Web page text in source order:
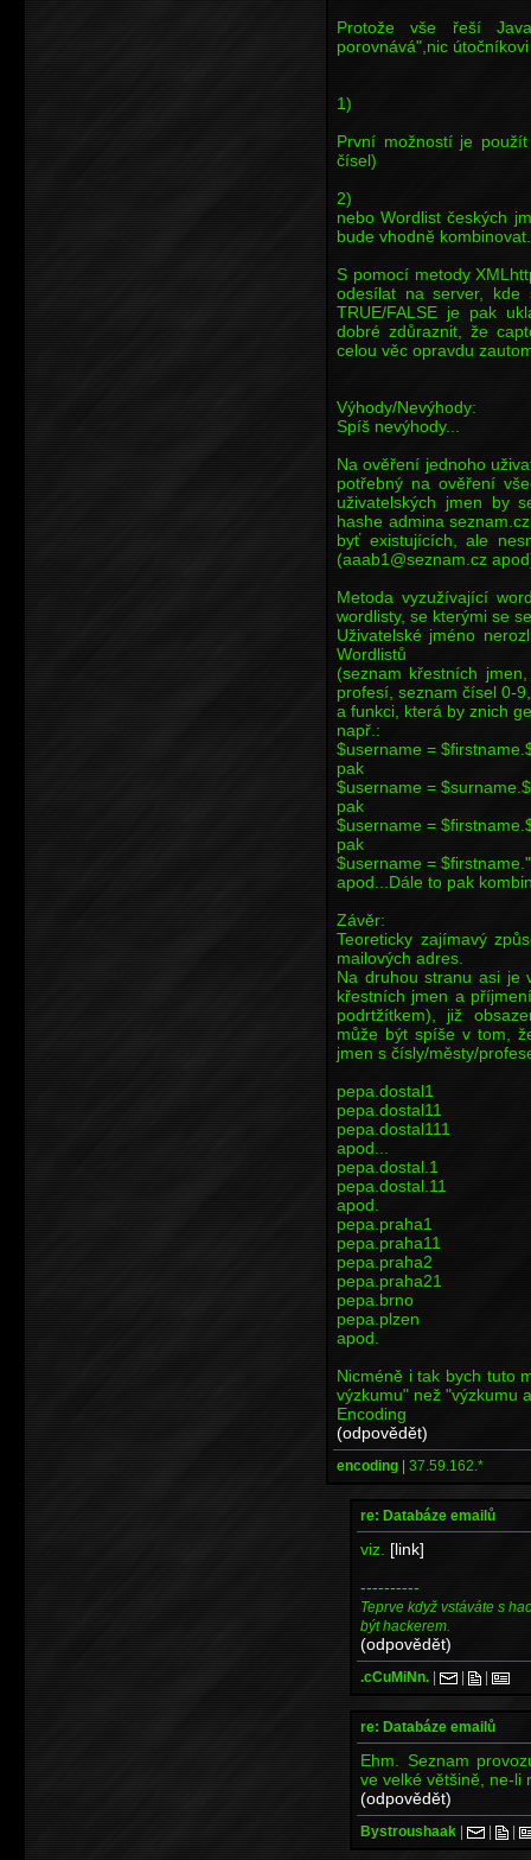
Protože vše řeší
porovnává",nic
1)
První možností je
čísel)
2)
nebo Wordlist českých
bude vhodně
S pomocí metody
odesílat na server,
TRUE/FALSE je pak
dobré zdůraznit, že
celou věc opravdu
Výhody/Nevýhody:
Spíš nevýhody...
Na ověření jednoho
potřebný na ověření
uživatelských jmen by
hashe admina
byť existujících, ale
(aaab1@seznam.cz
Metoda vyzužívající
wordlisty, se kterými se
Uživatelské jméno
Wordlistů
(seznam křestních
profesí, seznam čísel 0-
a funkci, která by znich
např.:
$username =
pak
$username =
pak
$username =
pak
$username =
apod...Dále to pak
Závěr:
Teoreticky zajímavý
mailových adres.
Na druhou stranu asi je
křestních jmen a
podrtžítkem), již
může být spíše v tom,
jmen s čísly/městy/
pepa.dostal1
pepa.dostal11
pepa.dostal111
apod...
pepa.dostal.1
pepa.dostal.11
apod.
pepa.praha1
pepa.praha11
pepa.praha2
pepa.praha21
pepa.brno
pepa.plzen
apod.
Nicméně i tak bych tuto
výzkumu" než "výzkumu
Encoding
(odpovědět)
encoding | 37.59.162.*
re: Databáze emailů
viz. [link]
----------
Teprve když vstáváte s
být hackerem.
(odpovědět)
.cCuMiNn. | | |
re: Databáze emailů
Ehm. Seznam
ve velké většině, ne-li
(odpovědět)
Bystroushaak | | |